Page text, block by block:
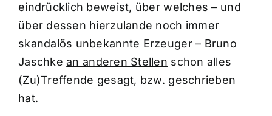
eindrücklich beweist, über welches – und
über dessen hierzulande noch immer
skandalös unbekannte Erzeuger – Bruno
Jaschkean anderen Stellen schon alles
(Zu)Treffende gesagt, bzw. geschrieben
hat.